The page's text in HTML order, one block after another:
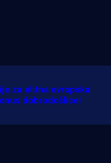
za elitna evropska
dobrodošlice!